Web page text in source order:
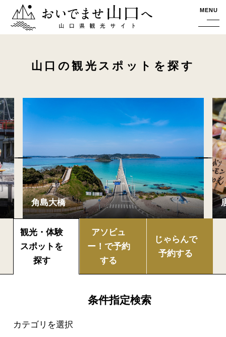
おいでませ山口へー山口県観光サイト MENU
山口の観光スポットを探す
観光・体験
スポットを
探す
アソビュ
ー！で予約
する
じゃらんで
予約する
条件指定検索
カテゴリを選択